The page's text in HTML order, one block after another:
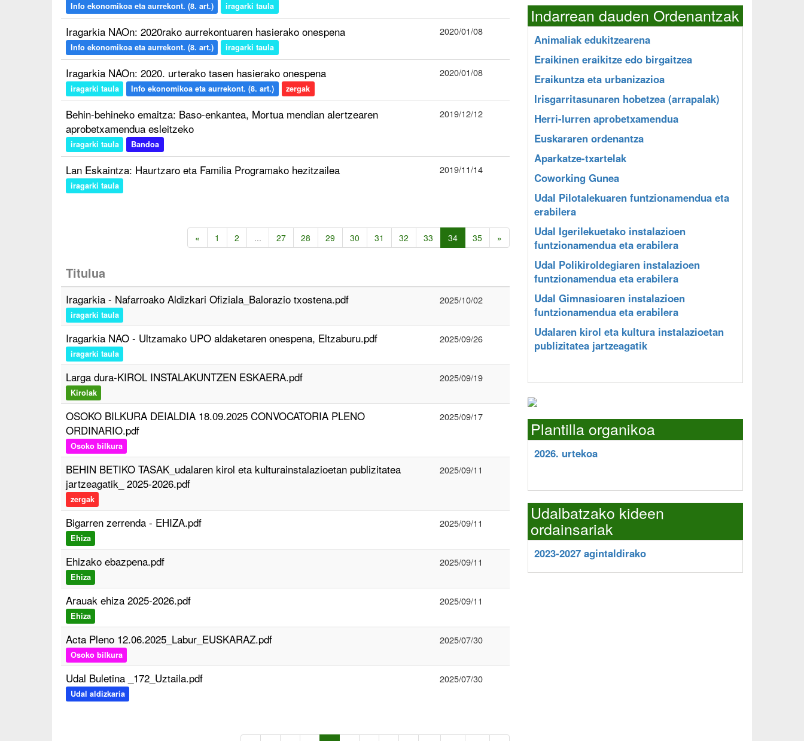
Info ekonomikoa eta aurrekont. (8. art.) iragarki taula
Iragarkia NAOn: 2020rako aurrekontuaren hasierako onespena
Info ekonomikoa eta aurrekont. (8. art.) iragarki taula
2020/01/08
Iragarkia NAOn: 2020. urterako tasen hasierako onespena
iragarki taula Info ekonomikoa eta aurrekont. (8. art.) zergak
2020/01/08
Behin-behineko emaitza: Baso-enkantea, Mortua mendian alertzearen
aprobetxamendua esleitzeko
iragarki taula Bandoa
2019/12/12
Lan Eskaintza: Haurtzaro eta Familia Programako hezitzailea
iragarki taula
2019/11/14
« 1 2 ... 27 28 29 30 31 32 33 34 35 »
Titulua
Iragarkia - Nafarroako Aldizkari Ofiziala_Balorazio txostena.pdf
iragarki taula
2025/10/02
Iragarkia NAO - Ultzamako UPO aldaketaren onespena, Eltzaburu.pdf
iragarki taula
2025/09/26
Larga dura-KIROL INSTALAKUNTZEN ESKAERA.pdf
Kirolak
2025/09/19
OSOKO BILKURA DEIALDIA 18.09.2025 CONVOCATORIA PLENO
ORDINARIO.pdf
Osoko bilkura
2025/09/17
BEHIN BETIKO TASAK_udalaren kirol eta kulturainstalazioetan publizitatea
jartzeagatik_ 2025-2026.pdf
zergak
2025/09/11
Bigarren zerrenda - EHIZA.pdf
Ehiza
2025/09/11
Ehizako ebazpena.pdf
Ehiza
2025/09/11
Arauak ehiza 2025-2026.pdf
Ehiza
2025/09/11
Acta Pleno 12.06.2025_Labur_EUSKARAZ.pdf
Osoko bilkura
2025/07/30
Udal Buletina _172_Uztaila.pdf
Udal aldizkaria
2025/07/30
Indarrean dauden Ordenantzak
Animaliak edukitzearena
Eraikinen eraikitze edo birgaitzea
Eraikuntza eta urbanizazioa
Irisgarritasunaren hobetzea (arrapalak)
Herri-lurren aprobetxamendua
Euskararen ordenantza
Aparkatze-txartelak
Coworking Gunea
Udal Pilotalekuaren funtzionamendua eta
erabilera
Udal Igerilekuetako instalazioen
funtzionamendua eta erabilera
Udal Polikiroldegiaren instalazioen
funtzionamendua eta erabilera
Udal Gimnasioaren instalazioen
funtzionamendua eta erabilera
Udalaren kirol eta kultura instalazioetan
publizitatea jartzeagatik
Plantilla organikoa
2026. urtekoa
Udalbatzako kideen
ordainsariak
2023-2027 agintaldirako